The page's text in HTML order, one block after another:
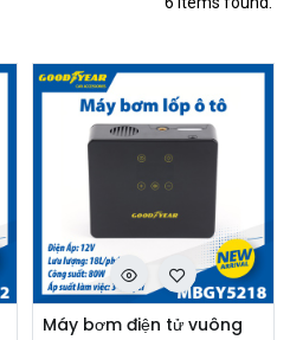
Máy bơm điện tử vuông